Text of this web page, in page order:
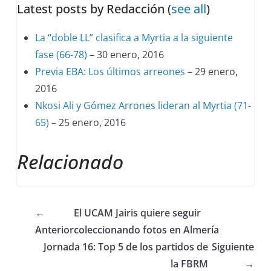
Latest posts by Redacción(see all)
La “doble LL” clasifica a Myrtia a la siguiente
fase (66-78) – 30 enero, 2016
Previa EBA: Los últimos arreones – 29 enero,
2016
Nkosi Ali y Gómez Arrones lideran al Myrtia (71-
65) – 25 enero, 2016
Relacionado
←
Anterior
El UCAM Jairis quiere seguir
coleccionando fotos en Almería
Jornada 16: Top 5 de los partidos de
la FBRM
Siguiente
→